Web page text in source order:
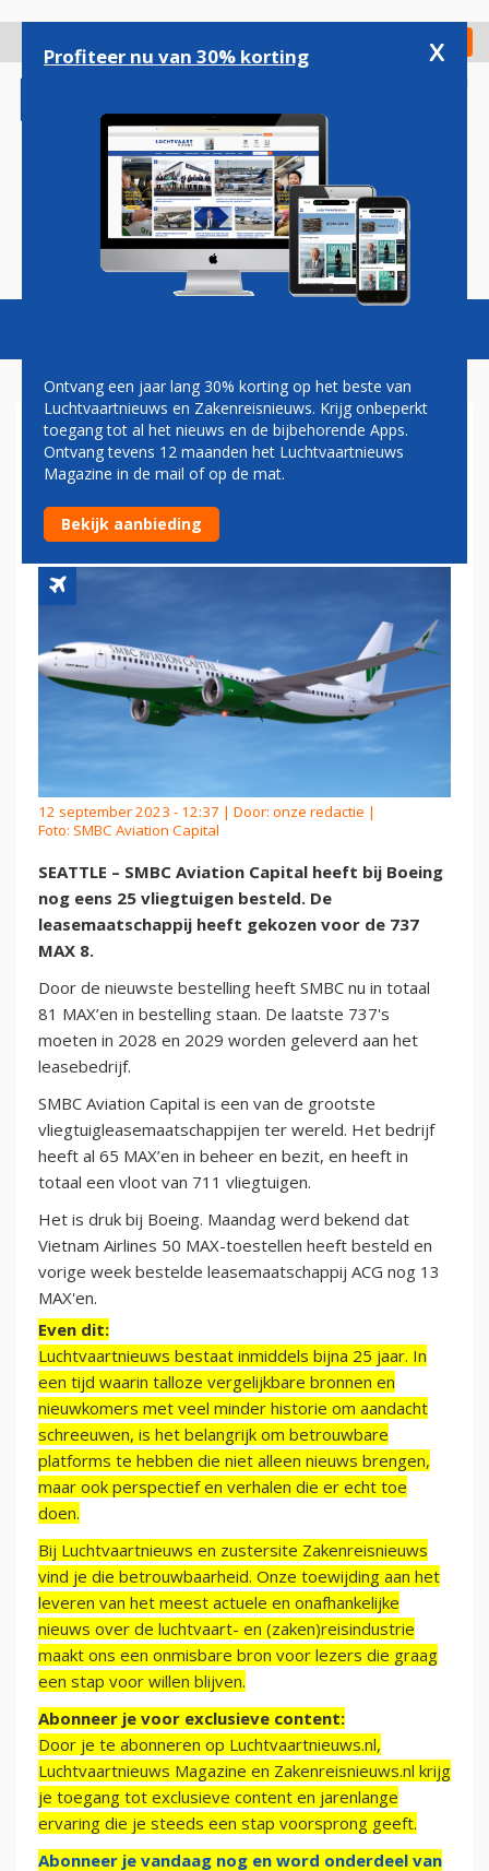
gaan
Check in
Magazine Podcasts Vacatures
LEASEMAATSCHAPPIJ SMBC
AVIATION CAPITAL BESTELT
NOG EENS 25 MAX’EN
12 september 2023 - 12:37 | Door: onze redactie |
Foto: SMBC Aviation Capital
SEATTLE – SMBC Aviation Capital heeft bij Boeing
nog eens 25 vliegtuigen besteld. De
leasemaatschappij heeft gekozen voor de 737
MAX 8.
Door de nieuwste bestelling heeft SMBC nu in totaal
81 MAX’en in bestelling staan. De laatste 737's
moeten in 2028 en 2029 worden geleverd aan het
leasebedrijf.
SMBC Aviation Capital is een van de grootste
vliegtuigleasemaatschappijen ter wereld. Het bedrijf
heeft al 65 MAX’en in beheer en bezit, en heeft in
totaal een vloot van 711 vliegtuigen.
Het is druk bij Boeing. Maandag werd bekend dat
Vietnam Airlines 50 MAX-toestellen heeft besteld en
vorige week bestelde leasemaatschappij ACG nog 13
MAX'en.
Even dit:
Luchtvaartnieuws bestaat inmiddels bijna 25 jaar. In
een tijd waarin talloze vergelijkbare bronnen en
nieuwkomers met veel minder historie om aandacht
schreeuwen, is het belangrijk om betrouwbare
platforms te hebben die niet alleen nieuws brengen,
maar ook perspectief en verhalen die er echt toe
doen.
Bij Luchtvaartnieuws en zustersite Zakenreisnieuws
vind je die betrouwbaarheid. Onze toewijding aan het
leveren van het meest actuele en onafhankelijke
nieuws over de luchtvaart- en (zaken)reisindustrie
maakt ons een onmisbare bron voor lezers die graag
een stap voor willen blijven.
Abonneer je voor exclusieve content:
Door je te abonneren op Luchtvaartnieuws.nl,
Luchtvaartnieuws Magazine en Zakenreisnieuws.nl krijg
je toegang tot exclusieve content en jarenlange
ervaring die je steeds een stap voorsprong geeft.
Abonneer je vandaag nog en word onderdeel van
Profiteer nu van 30% korting x
Ontvang een jaar lang 30% korting op het beste van
Luchtvaartnieuws en Zakenreisnieuws. Krijg onbeperkt
toegang tot al het nieuws en de bijbehorende Apps.
Ontvang tevens 12 maanden het Luchtvaartnieuws
Magazine in de mail of op de mat.
Bekijk aanbieding